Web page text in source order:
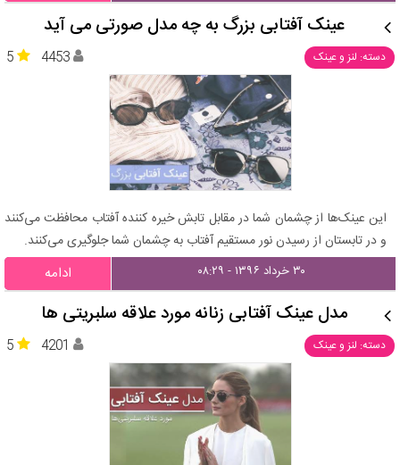
عینک آفتابی بزرگ به چه مدل صورتی می آید
دسته: لنز و عینک 5 4453
این عینک‌ها از چشمان شما در مقابل تابش خیره کننده آفتاب محافظت می‌کنند
و در تابستان از رسیدن نور مستقیم آفتاب به چشمان شما جلوگیری می‌کنند.
۳۰ خرداد ۱۳۹۶ - ۰۸:۲۹ ادامه
مدل عینک آفتابی زنانه مورد علاقه سلبریتی ها
دسته: لنز و عینک 5 4201